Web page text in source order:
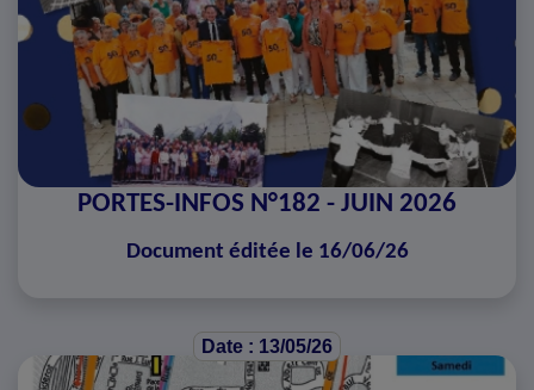
PORTES-INFOS N°182 - JUIN 2026
Document éditée le 16/06/26
Date : 13/05/26